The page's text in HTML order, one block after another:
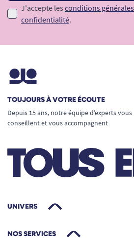
J'accepte les conditions générales
confidentialité.
TOUJOURS À VOTRE ÉCOUTE
Depuis 15 ans, notre équipe d’experts vous
conseillent et vous accompagnent
UNIVERS
NOS SERVICES